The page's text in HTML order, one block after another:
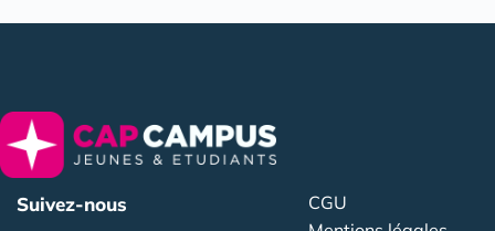
Suivez-nous
CGU